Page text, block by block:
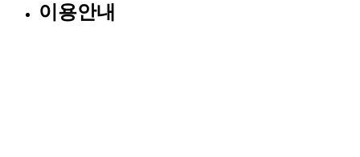
이용안내